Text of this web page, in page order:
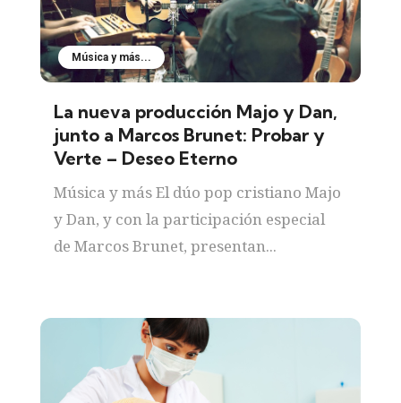
Música y más...
La nueva producción Majo y Dan,
junto a Marcos Brunet: Probar y
Verte – Deseo Eterno
Música y más El dúo pop cristiano Majo
y Dan, y con la participación especial
de Marcos Brunet, presentan...